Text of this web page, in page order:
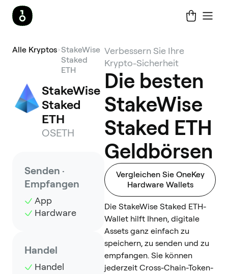
Alle Kryptos StakeWise
Staked
ETH
StakeWise
Staked
ETH
OSETH
Senden ·
Empfangen
App
Hardware
Handel
Handel
Verbessern Sie Ihre
Krypto-Sicherheit
Die besten
StakeWise
Staked ETH
Geldbörsen
Vergleichen Sie OneKey
Hardware Wallets
Die StakeWise Staked ETH-
Wallet hilft Ihnen, digitale
Assets ganz einfach zu
speichern, zu senden und zu
empfangen. Sie können
jederzeit Cross-Chain-Token-